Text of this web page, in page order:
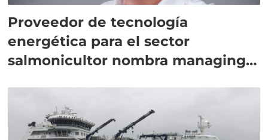
Proveedor de tecnología
energética para el sector
salmonicultor nombra managing